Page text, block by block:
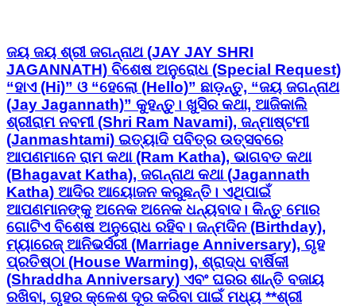
ଜୟ ଜୟ ଶ୍ରୀ ଜଗନ୍ନାଥ (JAY JAY SHRI
JAGANNATH) ବିଶେଷ ଅନୁରୋଧ (Special Request)
“ହାଏ (Hi)” ଓ “ହେଲୋ (Hello)” ଛାଡ଼ନ୍ତୁ, “ଜୟ ଜଗନ୍ନାଥ
(Jay Jagannath)” କୁହନ୍ତୁ। ଖୁସିର କଥା, ଆଜିକାଲି
ଶ୍ରୀରାମ ନବମୀ (Shri Ram Navami), ଜନ୍ମାଷ୍ଟମୀ
(Janmashtami) ଇତ୍ୟାଦି ପବିତ୍ର ଉତ୍ସବରେ
ଆପଣମାନେ ରାମ କଥା (Ram Katha), ଭାଗବତ କଥା
(Bhagavat Katha), ଜଗନ୍ନାଥ କଥା (Jagannath
Katha) ଆଦିର ଆୟୋଜନ କରୁଛନ୍ତି। ଏଥିପାଇଁ
ଆପଣମାନଙ୍କୁ ଅନେକ ଅନେକ ଧନ୍ୟବାଦ। କିନ୍ତୁ ମୋର
ଗୋଟିଏ ବିଶେଷ ଅନୁରୋଧ ରହିବ। ଜନ୍ମଦିନ (Birthday),
ମ୍ୟାରେଜ୍ ଆନିଭର୍ସରୀ (Marriage Anniversary), ଗୃହ
ପ୍ରତିଷ୍ଠା (House Warming), ଶ୍ରାଦ୍ଧ ବାର୍ଷିକୀ
(Shraddha Anniversary) ଏବଂ ଘରର ଶାନ୍ତି ବଜାୟ
ରଖିବା, ଗୃହର କ୍ଳେଶ ଦୂର କରିବା ପାଇଁ ମଧ୍ୟ **ଶ୍ରୀ